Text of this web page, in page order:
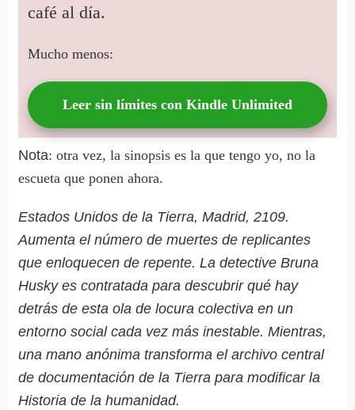
café al día.
Mucho menos:
Leer sin límites con Kindle Unlimited
Nota: otra vez, la sinopsis es la que tengo yo, no la
escueta que ponen ahora.
Estados Unidos de la Tierra, Madrid, 2109.
Aumenta el número de muertes de replicantes
que enloquecen de repente. La detective Bruna
Husky es contratada para descubrir qué hay
detrás de esta ola de locura colectiva en un
entorno social cada vez más inestable. Mientras,
una mano anónima transforma el archivo central
de documentación de la Tierra para modificar la
Historia de la humanidad.